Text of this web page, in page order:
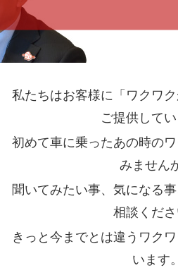
私たちはお客様に「ワクワ
ご提供してい
初めて車に乗ったあの時の
みません
聞いてみたい事、気になる
相談くださ
きっと今までとは違うワク
います。